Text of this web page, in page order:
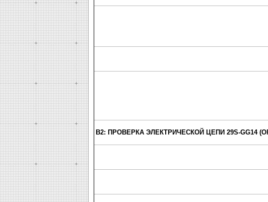
B2: ПРОВЕРКА ЭЛЕКТРИЧЕСКОЙ ЦЕПИ 29S-GG14